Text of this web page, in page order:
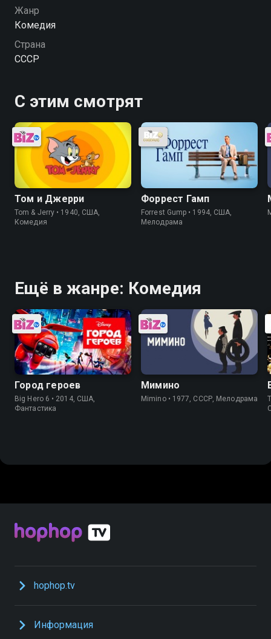
Жанр
Комедия
Страна
СССР
С этим смотрят
Том и Джерри
Tom & Jerry • 1940, США,
Комедия
Форрест Гамп
Forrest Gump • 1994, США,
Мелодрама
Ещё в жанре: Комедия
Город героев
Big Hero 6 • 2014, США,
Фантастика
Мимино
Mimino • 1977, СССР, Мелодрама
hophop.tv
Информация